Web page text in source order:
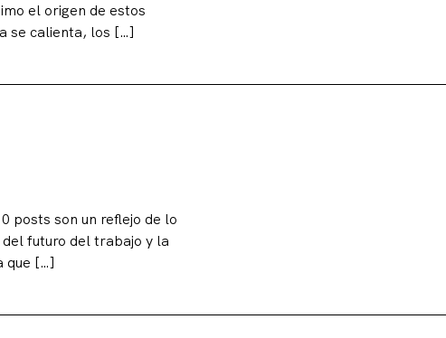
el origen de estos
se calienta, los […]
posts son un reflejo de lo
futuro del trabajo y la
que […]